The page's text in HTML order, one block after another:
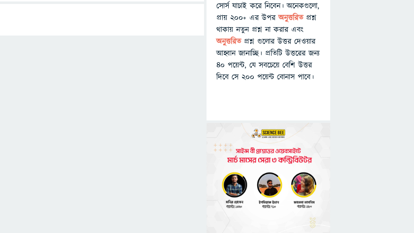
সোর্স যাচাই করে নিবেন। অনেকগুলো,
প্রায় ২০০+ এর উপরঅনুত্তরিতপ্রশ্ন
থাকায় নতুন প্রশ্ন না করার এবং
অনুত্তরিত প্রশ্ন গুলোর উত্তর দেওয়ার
আহ্বান জানাচ্ছি। প্রতিটি উত্তরের জন্য
৪০ পয়েন্ট, যে সবচেয়ে বেশি উত্তর
দিবে সে ২০০ পয়েন্ট বোনাস পাবে।